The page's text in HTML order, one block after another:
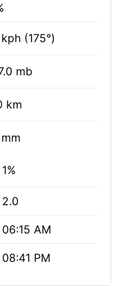
(175°)
mb
km
1%
2.0
06:15 AM
08:41 PM